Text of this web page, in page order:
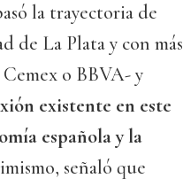
la trayectoria de
de La Plata y con más
o BBVA- y
existente en este
española y la
señaló que